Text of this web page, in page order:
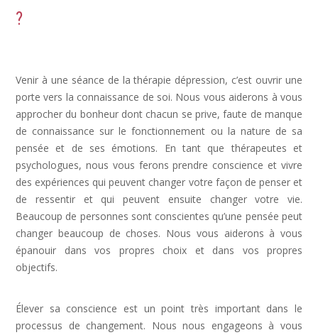
?
Venir à une séance de la thérapie dépression, c’est ouvrir une
porte vers la connaissance de soi. Nous vous aiderons à vous
approcher du bonheur dont chacun se prive, faute de manque
de connaissance sur le fonctionnement ou la nature de sa
pensée et de ses émotions. En tant que thérapeutes et
psychologues, nous vous ferons prendre conscience et vivre
des expériences qui peuvent changer votre façon de penser et
de ressentir et qui peuvent ensuite changer votre vie.
Beaucoup de personnes sont conscientes qu’une pensée peut
changer beaucoup de choses. Nous vous aiderons à vous
épanouir dans vos propres choix et dans vos propres
objectifs.
Élever sa conscience est un point très important dans le
processus de changement. Nous nous engageons à vous